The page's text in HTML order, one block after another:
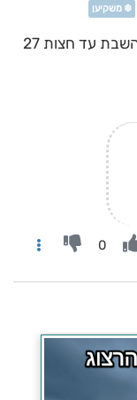
❄️ משקיען
במודיעין עילית (מדידה פרטית) מכניסת השבת עד חצות 27
0